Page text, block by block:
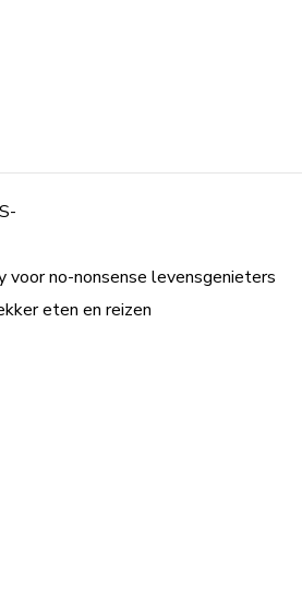
voor no-nonsense levensgenieters
eten en reizen